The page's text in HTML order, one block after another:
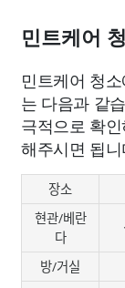
민트케어
민트케어 청
는 다음과 같
극적으로 확
해주시면 됩
장소
현관/베란
다
방/거실